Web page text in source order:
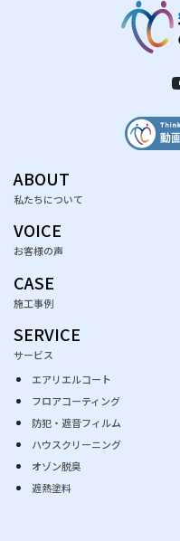
ABOUT
私たちについて
VOICE
お客様の声
CASE
施工事例
SERVICE
サービス
エアリエルコート
フロアコーティング
防犯・遮音フィルム
ハウスクリーニング
オゾン脱臭
遮熱塗料